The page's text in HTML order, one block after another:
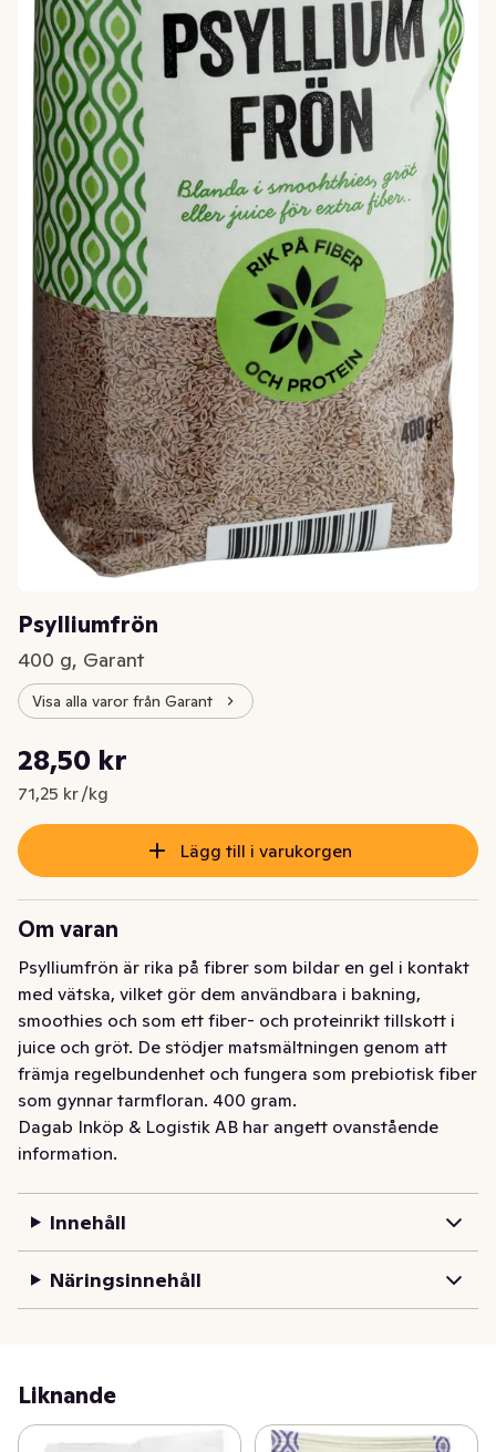
Psylliumfrön
400 g, Garant
Visa alla varor från Garant
Nuvarande pris är: 28,50 kr
28,50 kr
71,25 kr /kg
Styckpris: 71,25 kr /kg
Lägg till i varukorgen
Om varan
Psylliumfrön är rika på fibrer som bildar en gel i kontakt
med vätska, vilket gör dem användbara i bakning,
smoothies och som ett fiber- och proteinrikt tillskott i
juice och gröt. De stödjer matsmältningen genom att
främja regelbundenhet och fungera som prebiotisk fiber
som gynnar tarmfloran. 400 gram.
Dagab Inköp & Logistik AB har angett ovanstående
information.
Innehåll
Näringsinnehåll
Liknande